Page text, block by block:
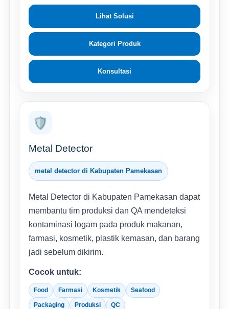
Lihat Solusi
Kategori Produk
Konsultasi
🛡️
Metal Detector
metal detector di Kabupaten Pamekasan
Metal Detector di Kabupaten Pamekasan dapat
membantu tim produksi dan QA mendeteksi
kontaminasi logam pada produk makanan,
farmasi, kosmetik, plastik kemasan, dan barang
jadi sebelum dikirim.
Cocok untuk:
Food Farmasi Kosmetik Seafood
Packaging Produksi QC